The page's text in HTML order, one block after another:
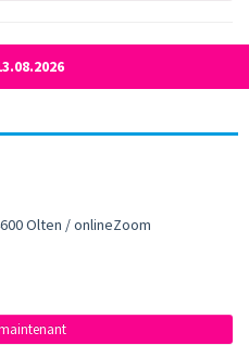
Olten / onlineZoom